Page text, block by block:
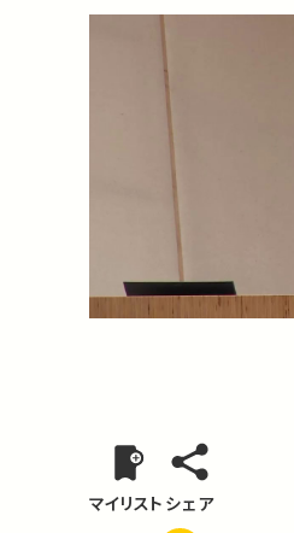
マイリスト シェア